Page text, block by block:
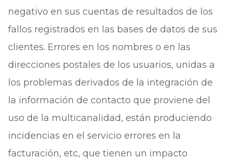
negativo en sus cuentas de resultados de los
fallos registrados en las bases de datos de sus
clientes. Errores en los nombres o en las
direcciones postales de los usuarios, unidas a
los problemas derivados de la integración de
la información de contacto que proviene del
uso de la multicanalidad, están produciendo
incidencias en el servicio errores en la
facturación, etc, que tienen un impacto